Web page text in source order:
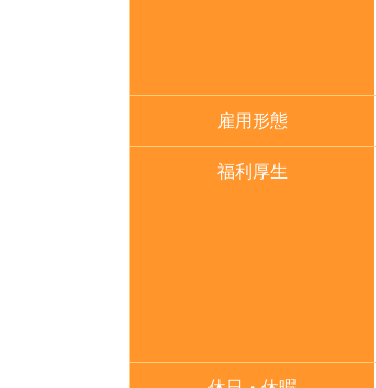
雇用形態
福利厚生